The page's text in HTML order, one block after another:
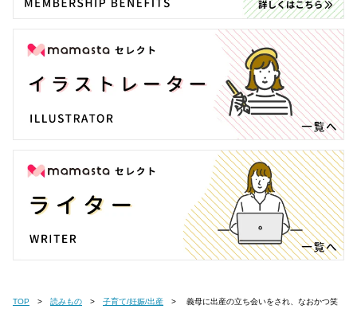
TOP 読みもの 子育て/妊娠/出産